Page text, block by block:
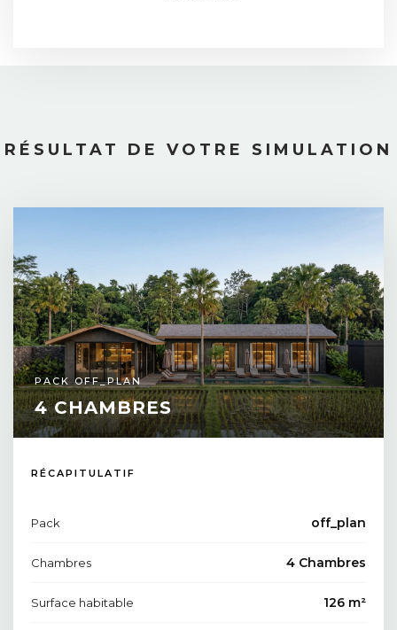
RÉSULTAT DE VOTRE SIMULATION
PACK OFF_PLAN
4 CHAMBRES
RÉCAPITULATIF
Pack off_plan
Chambres 4 Chambres
Surface habitable 126 m²